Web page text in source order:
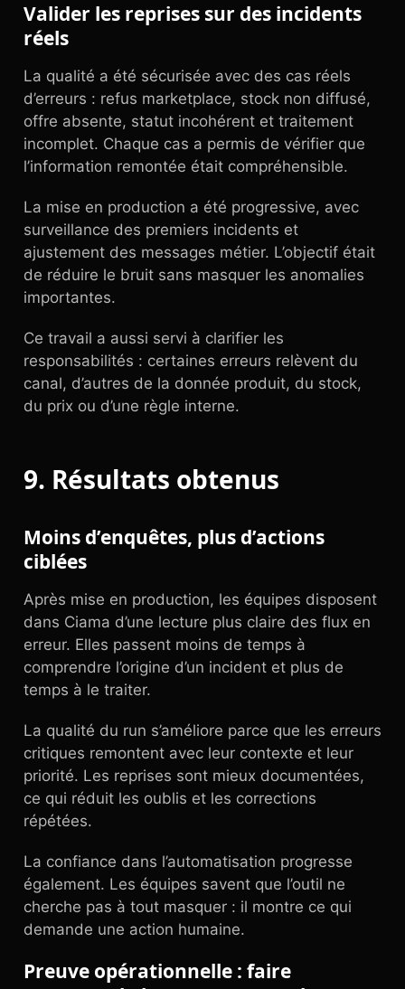
Valider les reprises sur des incidents
réels
La qualité a été sécurisée avec des cas réels
d’erreurs : refus marketplace, stock non diffusé,
offre absente, statut incohérent et traitement
incomplet. Chaque cas a permis de vérifier que
l’information remontée était compréhensible.
La mise en production a été progressive, avec
surveillance des premiers incidents et
ajustement des messages métier. L’objectif était
de réduire le bruit sans masquer les anomalies
importantes.
Ce travail a aussi servi à clarifier les
responsabilités : certaines erreurs relèvent du
canal, d’autres de la donnée produit, du stock,
du prix ou d’une règle interne.
9. Résultats obtenus
Moins d’enquêtes, plus d’actions
ciblées
Après mise en production, les équipes disposent
dans Ciama d’une lecture plus claire des flux en
erreur. Elles passent moins de temps à
comprendre l’origine d’un incident et plus de
temps à le traiter.
La qualité du run s’améliore parce que les erreurs
critiques remontent avec leur contexte et leur
priorité. Les reprises sont mieux documentées,
ce qui réduit les oublis et les corrections
répétées.
La confiance dans l’automatisation progresse
également. Les équipes savent que l’outil ne
cherche pas à tout masquer : il montre ce qui
demande une action humaine.
Preuve opérationnelle : faire